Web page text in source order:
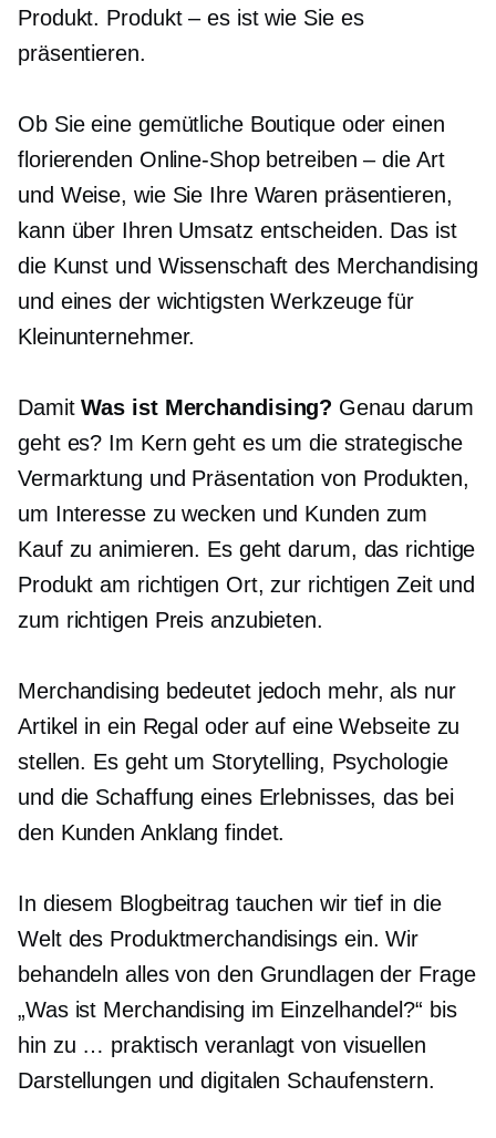
Produkt. Produkt – es istwie Sie es
präsentieren.
Ob Sie eine gemütliche Boutique oder einen
florierenden Online-Shop betreiben – die Art
und Weise, wie Sie Ihre Waren präsentieren,
kann über Ihren Umsatz entscheiden. Das ist
die Kunst und Wissenschaft des Merchandising
und eines der wichtigsten Werkzeuge für
Kleinunternehmer.
DamitWas ist Merchandising? Genau darum
geht es? Im Kern geht es um die strategische
Vermarktung und Präsentation von Produkten,
um Interesse zu wecken und Kunden zum
Kauf zu animieren. Es geht darum, das richtige
Produkt am richtigen Ort, zur richtigen Zeit und
zum richtigen Preis anzubieten.
Merchandising bedeutet jedoch mehr, als nur
Artikel in ein Regal oder auf eine Webseite zu
stellen. Es geht um Storytelling, Psychologie
und die Schaffung eines Erlebnisses, das bei
den Kunden Anklang findet.
In diesem Blogbeitrag tauchen wir tief in die
Welt des Produktmerchandisings ein. Wir
behandeln alles von den Grundlagen der Frage
„Was ist Merchandising im Einzelhandel?“ bis
hin zu … praktisch veranlagt von visuellen
Darstellungen und digitalen Schaufenstern.